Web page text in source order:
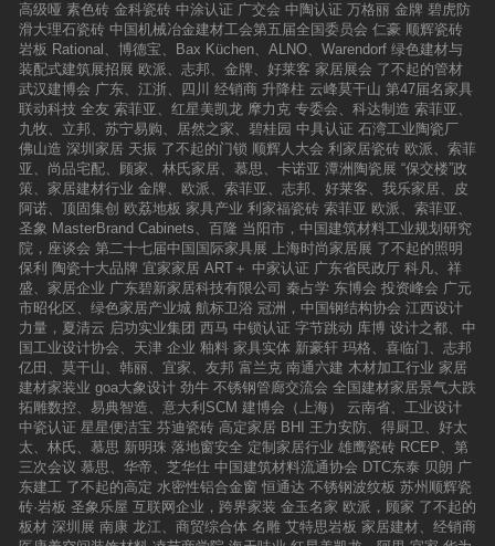
高级哑 素色砖 金科瓷砖 中涂认证 广交会 中陶认证 万格丽 金牌 碧虎防
滑大理石瓷砖 中国机械冶金建材工会第五届全国委员会 仁豪 顺辉瓷砖
岩板 Rational、博德宝、Bax Küchen、ALNO、Warendorf 绿色建材与
装配式建筑展招展 欧派、志邦、金牌、好莱客 家居展会 了不起的管材
武汉建博会 广东、江浙、四川 经销商 升降柱 云峰莫干山 第47届名家具
联动科技 全友 索菲亚、红星美凯龙 摩力克 专委会、科达制造 索菲亚、
九牧、立邦、苏宁易购、居然之家、碧桂园 中具认证 石湾工业陶瓷厂
佛山造 深圳家居 天振 了不起的门锁 顺辉人大会 利家居瓷砖 欧派、索菲
亚、尚品宅配、顾家、林氏家居、慕思、卡诺亚 潭洲陶瓷展 “保交楼”政
策、家居建材行业 金牌、欧派、索菲亚、志邦、好莱客、我乐家居、皮
阿诺、顶固集创 欧荔地板 家具产业 利家福瓷砖 索菲亚 欧派、索菲亚、
圣象 MasterBrand Cabinets、百隆 当阳市，中国建筑材料工业规划研究
院，座谈会 第二十七届中国国际家具展 上海时尚家居展 了不起的照明
保利 陶瓷十大品牌 宜家家居 ART＋ 中家认证 广东省民政厅 科凡、祥
盛、家居企业 广东碧新家居科技有限公司 秦占学 东博会 投资峰会 广元
市昭化区、绿色家居产业城 航标卫浴 冠洲，中国钢结构协会 江西设计
力量，夏清云 启功实业集团 西马 中锁认证 字节跳动 库博 设计之都、中
国工业设计协会、天津 企业 釉料 家具实体 新豪轩 玛格、喜临门、志邦
亿田、莫干山、韩丽、宜家、友邦 富兰克 南通六建 木材加工行业 家居
建材家装业 goa大象设计 劲牛 不锈钢管廊交流会 全国建材家居景气大跌
拓雕数控、易典智造、意大利SCM 建博会（上海）
云南省、工业设计
中瓷认证 星星便洁宝 芬迪瓷砖 高定家居 BHI
王力安防、得厨卫、好太
太、林氏、慕思 新明珠 落地窗安全 定制家居行业 雄鹰瓷砖 RCEP、第
三次会议 慕思、华帝、芝华仕 中国建筑材料流通协会 DTC东泰 贝朗 广
东建工 了不起的高定 水密性铝合金窗 恒通达 不锈钢波纹板 苏州顺辉瓷
砖·岩板 圣象乐屋 互联网企业，跨界家装 金玉名家 欧派，顾家 了不起的
板材 深圳展 南康 龙江、商贸综合体 名雕 艾特思岩板 家居建材、经销商